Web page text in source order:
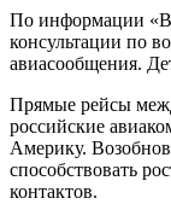
По информации
консультации по
авиасообщения.
Прямые рейсы
российские
Америку.
способствовать
контактов.